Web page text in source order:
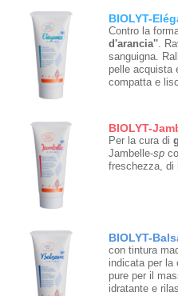
BIOLYT-
Contro la
d'arancia''.
sanguigna.
pelle acquista
compatta e
BIOLYT-
Per la cura di
Jambelle-sp
freschezza, di
BIOLYT-
con tintura
indicata per la
pure per il
idratante e